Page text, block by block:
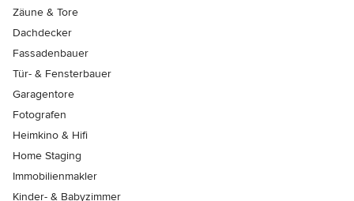
Zäune & Tore
Dachdecker
Fassadenbauer
Tür- & Fensterbauer
Garagentore
Fotografen
Heimkino & Hifi
Home Staging
Immobilienmakler
Kinder- & Babyzimmer